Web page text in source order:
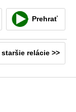
Prehrať
staršie relácie >>